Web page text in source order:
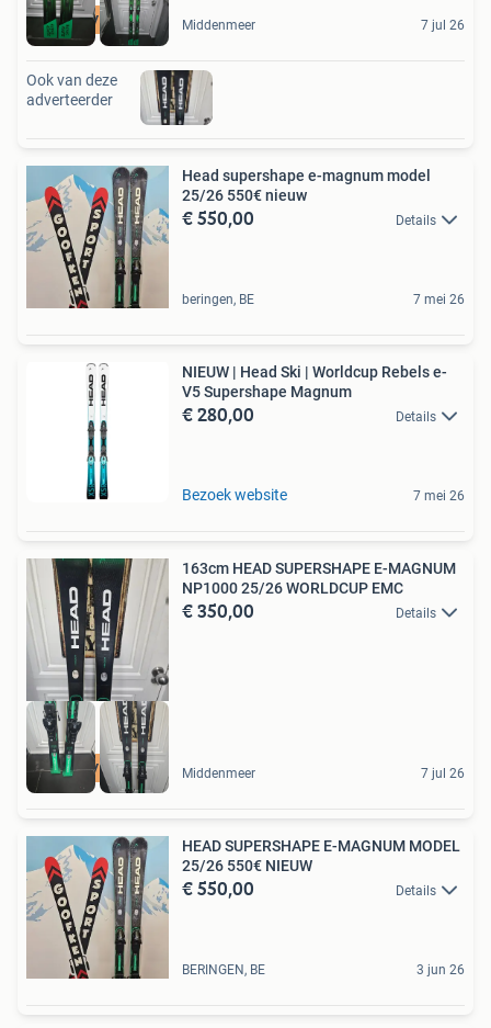
5 STER VERKOPER Middenmeer 7 jul 26
Ook van deze
adverteerder
Head supershape e-magnum model
25/26 550€ nieuw
€ 550,00 Details
beringen, BE 7 mei 26
NIEUW | Head Ski | Worldcup Rebels e-
V5 Supershape Magnum
€ 280,00 Details
Bezoek website 7 mei 26
5 STER VERKOPER
163cm HEAD SUPERSHAPE E-MAGNUM
NP1000 25/26 WORLDCUP EMC
€ 350,00 Details
Middenmeer 7 jul 26
HEAD SUPERSHAPE E-MAGNUM MODEL
25/26 550€ NIEUW
€ 550,00 Details
BERINGEN, BE 3 jun 26